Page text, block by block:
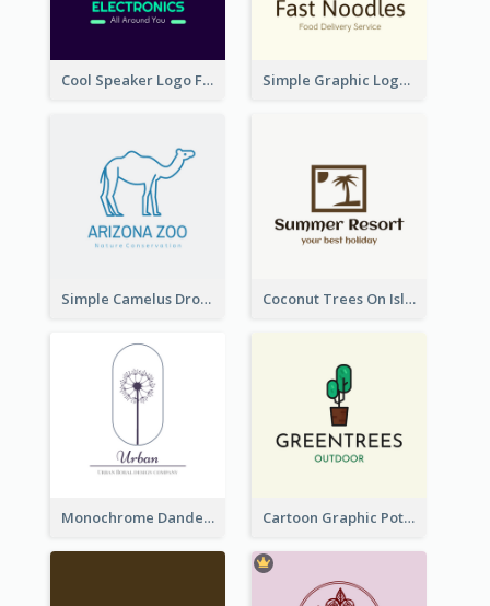
Cool Speaker Logo For Electronic Components Store Simple Graphic Logo Of Noodles
Simple Camelus Dromedary Logo Coconut Trees On Island Logo For Holiday Travelling
Monochrome Dandelion Flower Logo Cartoon Graphic Potted Plant Logo